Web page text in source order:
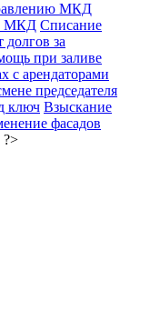
МКД
МКД Списание
за
при заливе
с арендаторами
председателя
ключ Взыскание
фасадов
?>